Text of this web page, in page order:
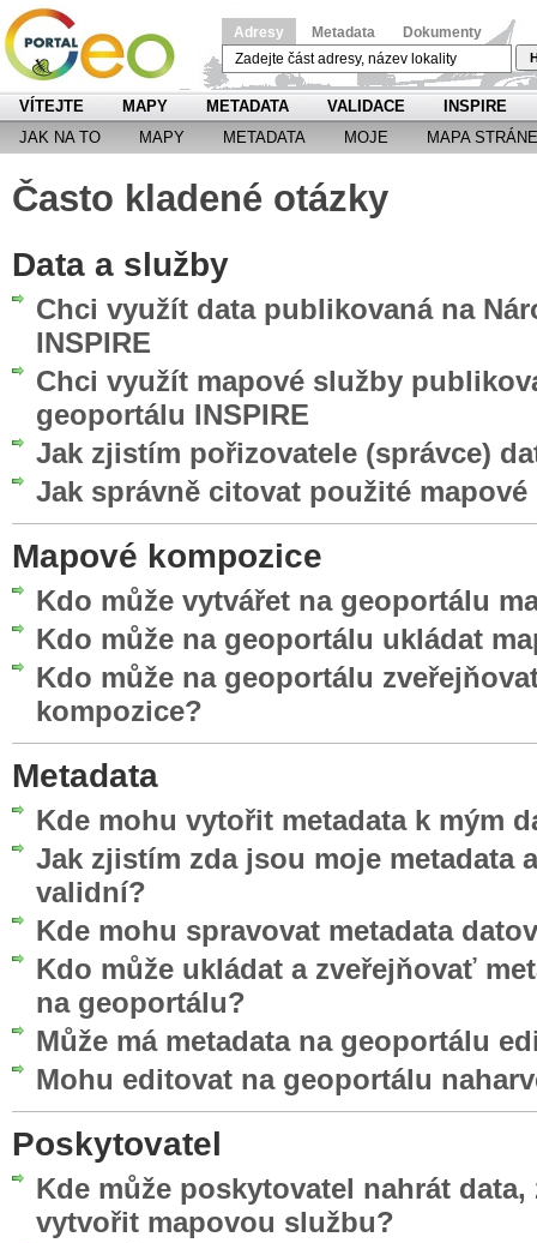
Adresy Metadata Dokumenty
VÍTEJTE MAPY METADATA VALIDACE
INSPIRE
JAK NA TO
MAPY METADATA MOJE MAPA
Často kladené otázky
Data a služby
Chci využít data publikovaná na
INSPIRE
Chci využít mapové služby
geoportálu INSPIRE
Jak zjistím pořizovatele (správce)
Jak správně citovat použité
Mapové kompozice
Kdo může vytvářet na geoportálu
Kdo může na geoportálu ukládat
Kdo může na geoportálu
kompozice?
Metadata
Kde mohu vytořit metadata k mým
Jak zjistím zda jsou moje metadata
validní?
Kde mohu spravovat metadata
Kdo může ukládat a zveřejňovať
na geoportálu?
Může má metadata na geoportálu
Mohu editovat na geoportálu
Poskytovatel
Kde může poskytovatel nahrát data,
vytvořit mapovou službu?